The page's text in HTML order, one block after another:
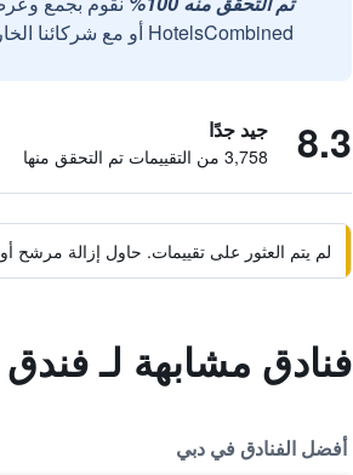
HotelsCombined أو مع شركائنا الخارجيين الموثوقين.
8.3 جيد جدًا
3,758 من التقييمات تم التحقق منها
لم يتم العثور على تقييمات. حاول إزالة
فنادق مشابهة لـ
أفضل الفنادق في دبي